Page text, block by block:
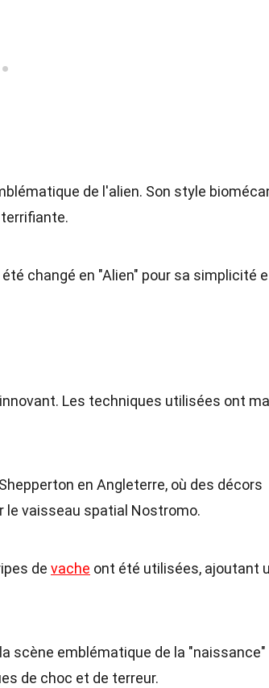
de l'alien. Son style
changé en "Alien" pour sa simplicité
Les techniques utilisées ont
en Angleterre, où des décors
vaisseau spatial Nostromo.
de vache ont été utilisées, ajoutant
scène emblématique de la "naissance"
de choc et de terreur.